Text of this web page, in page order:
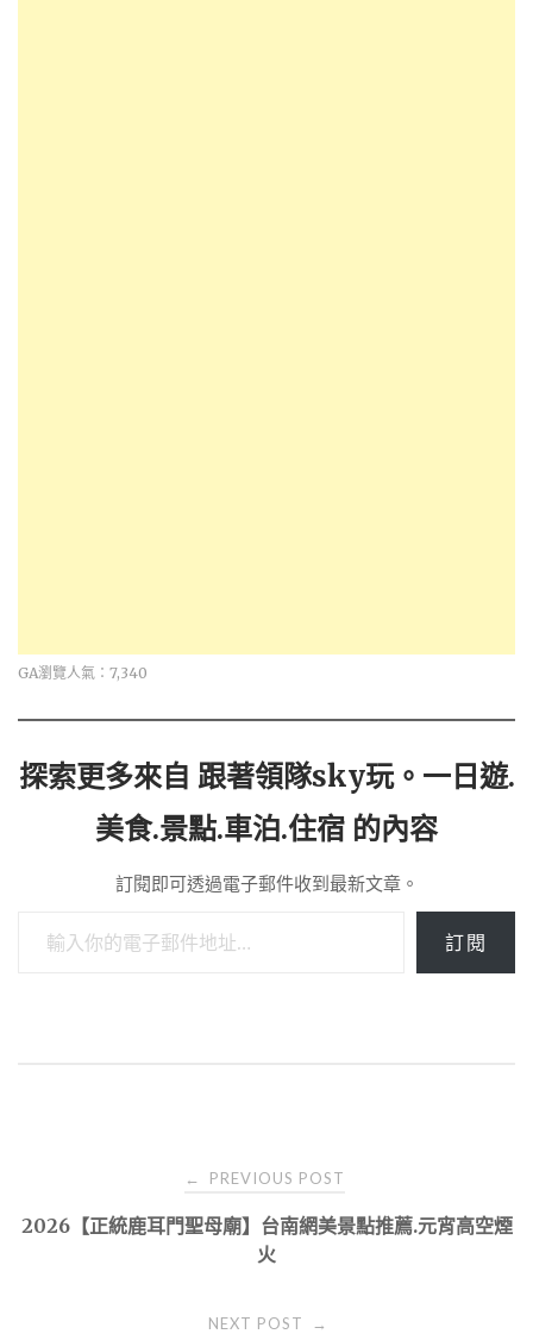
GA瀏覽人氣：7,340
探索更多來自 跟著領隊sky玩。一日遊.
美食.景點.車泊.住宿 的內容
訂閱即可透過電子郵件收到最新文章。
訂閱
navigation
← PREVIOUS POST
2026【正統鹿耳門聖母廟】台南網美景點推薦.元宵高空煙
火
NEXT POST →